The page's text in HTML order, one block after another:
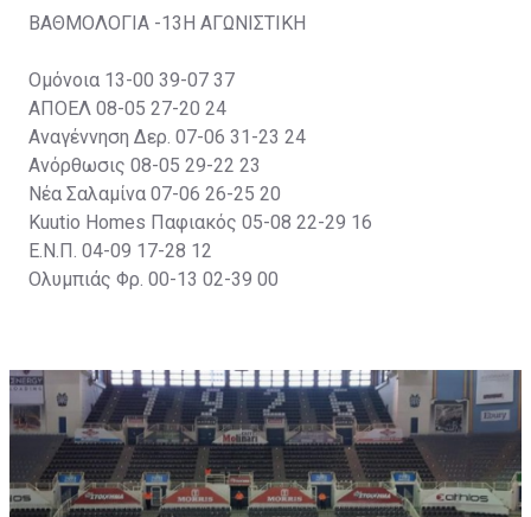
ΒΑΘΜΟΛΟΓΙΑ -13Η ΑΓΩΝΙΣΤΙΚΗ
Ομόνοια 13-00 39-07 37
ΑΠΟΕΛ 08-05 27-20 24
Αναγέννηση Δερ. 07-06 31-23 24
Ανόρθωσις 08-05 29-22 23
Νέα Σαλαμίνα 07-06 26-25 20
Kuutio Homes Παφιακός 05-08 22-29 16
Ε.Ν.Π. 04-09 17-28 12
Ολυμπιάς Φρ. 00-13 02-39 00